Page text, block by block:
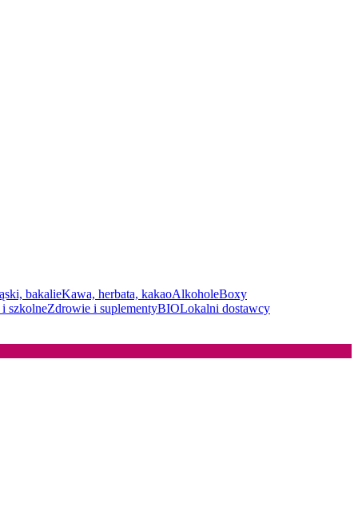
bakalieKawa, herbata, kakaoAlkoholeBoxy
szkolneZdrowie i suplementyBIOLokalni dostawcy